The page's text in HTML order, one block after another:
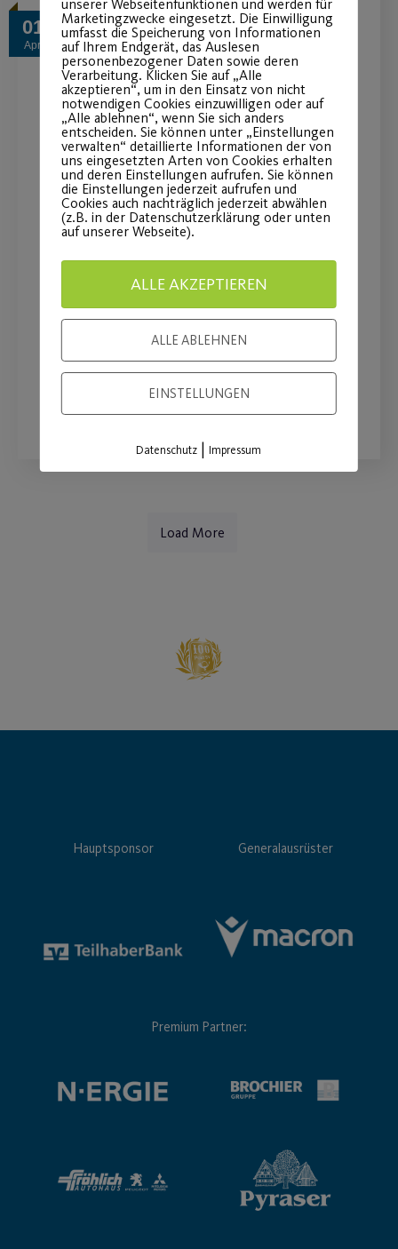
01
Apr.
Inklusion bei den
Sportcamps des Post SV
Komm in den Sommerferien vorbei
und sei Teil des Camps!
WEITERLESEN
Load More
Hauptsponsor Generalausrüster
Premium Partner:
unserer Webseitenfunktionen und werden für
Marketingzwecke eingesetzt. Die Einwilligung
umfasst die Speicherung von Informationen
auf Ihrem Endgerät, das Auslesen
personenbezogener Daten sowie deren
Verarbeitung. Klicken Sie auf „Alle
akzeptieren“, um in den Einsatz von nicht
notwendigen Cookies einzuwilligen oder auf
„Alle ablehnen“, wenn Sie sich anders
entscheiden. Sie können unter „Einstellungen
verwalten“ detaillierte Informationen der von
uns eingesetzten Arten von Cookies erhalten
und deren Einstellungen aufrufen. Sie können
die Einstellungen jederzeit aufrufen und
Cookies auch nachträglich jederzeit abwählen
(z.B. in der Datenschutzerklärung oder unten
auf unserer Webseite).
ALLE AKZEPTIEREN
ALLE ABLEHNEN
EINSTELLUNGEN
Datenschutz |Impressum